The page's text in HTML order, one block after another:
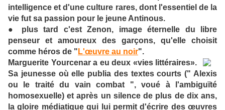
intelligence et d'une culture rares, dont l'essentiel de la
vie fut sa passion pour le jeune Antinous.
● plus tard c'est Zenon, image éternelle du libre
penseur et amoureux des garçons, qu'elle choisit
comme héros de " L'œuvre au noir".
Marguerite Yourcenar a eu deux «vies littéraires».
Sa jeunesse où elle publia des textes courts (" Alexis
ou le traité du vain combat ", voué à l'ambiguïté
homosexuelle) et après un silence de plus de dix ans,
la gloire médiatique qui lui permit d'écrire des œuvres